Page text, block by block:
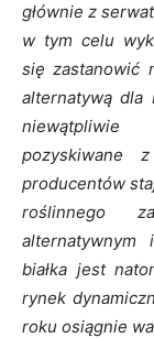
głównie z
w tym celu
się zastanowić
alternatywą dla
niewątpliwie
producentów
roślinnego
alternatywnym
białka jest
rynek
roku osiągnie